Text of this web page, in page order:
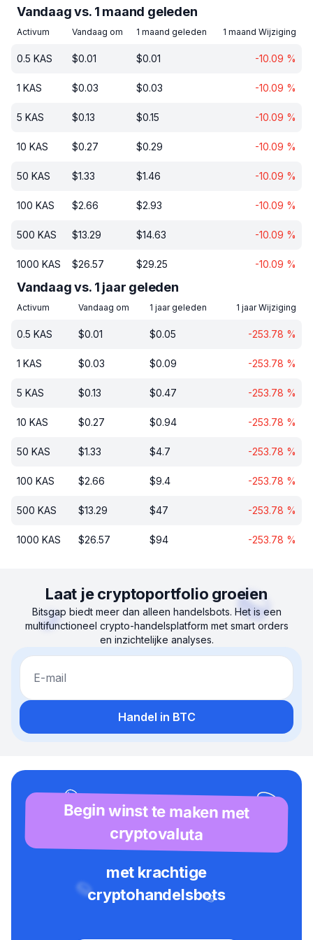
Vandaag vs. 1 maand geleden
Activum Vandaag om 1 maand geleden 1 maand Wijziging
0.5 KAS $0.01 $0.01 -10.09 %
1 KAS $0.03 $0.03 -10.09 %
5 KAS $0.13 $0.15 -10.09 %
10 KAS $0.27 $0.29 -10.09 %
50 KAS $1.33 $1.46 -10.09 %
100 KAS $2.66 $2.93 -10.09 %
500 KAS $13.29 $14.63 -10.09 %
1000 KAS $26.57 $29.25 -10.09 %
Vandaag vs. 1 jaar geleden
Activum Vandaag om 1 jaar geleden 1 jaar Wijziging
0.5 KAS $0.01 $0.05 -253.78 %
1 KAS $0.03 $0.09 -253.78 %
5 KAS $0.13 $0.47 -253.78 %
10 KAS $0.27 $0.94 -253.78 %
50 KAS $1.33 $4.7 -253.78 %
100 KAS $2.66 $9.4 -253.78 %
500 KAS $13.29 $47 -253.78 %
1000 KAS $26.57 $94 -253.78 %
Laat je cryptoportfolio groeien
Bitsgap biedt meer dan alleen handelsbots. Het is een
multifunctioneel crypto-handelsplatform met smart orders
en inzichtelijke analyses.
E-mail
Handel in BTC
Begin winst te maken met
cryptovaluta
met krachtige
cryptohandelsbots